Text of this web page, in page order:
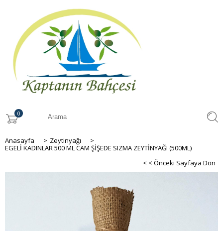
0
Anasayfa > Zeytinyağı
>
EGELİ KADINLAR 500 ML CAM ŞİŞEDE SIZMA ZEYTİNYAĞI (500ML)
< < Önceki Sayfaya Dön